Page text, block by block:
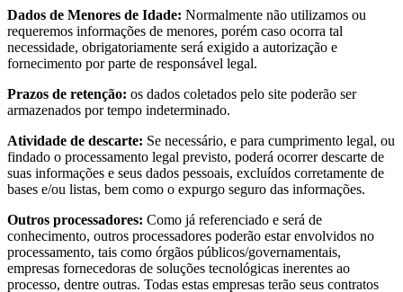
Dados de Menores de Idade: Normalmente não utilizamos ou
requeremos informações de menores, porém caso ocorra tal
necessidade, obrigatoriamente será exigido a autorização e
fornecimento por parte de responsável legal.
Prazos de retenção: os dados coletados pelo site poderão ser
armazenados por tempo indeterminado.
Atividade de descarte: Se necessário, e para cumprimento legal, ou
findado o processamento legal previsto, poderá ocorrer descarte de
suas informações e seus dados pessoais, excluídos corretamente de
bases e/ou listas, bem como o expurgo seguro das informações.
Outros processadores: Como já referenciado e será de
conhecimento, outros processadores poderão estar envolvidos no
processamento, tais como órgãos públicos/governamentais,
empresas fornecedoras de soluções tecnológicas inerentes ao
processo, dentre outras. Todas estas empresas terão seus contratos